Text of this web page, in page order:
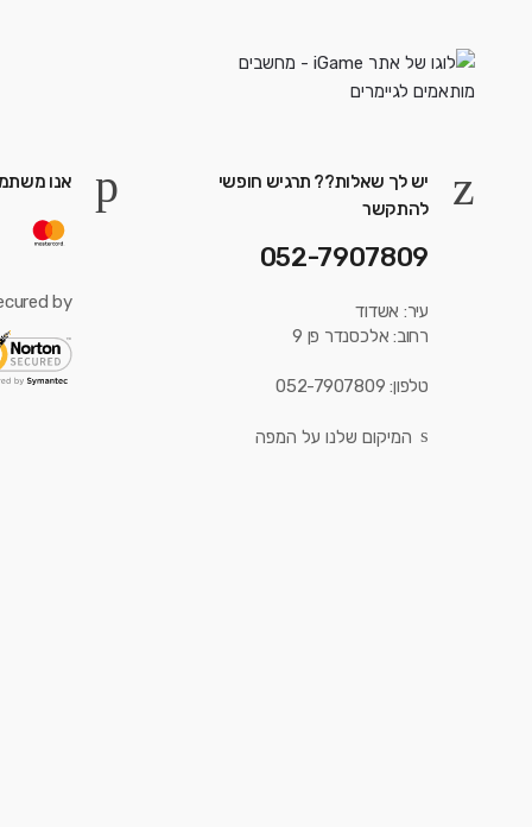
יש לך שאלות?? תרגיש חופשי
להתקשר
052-7907809
עיר: אשדוד
רחוב: אלכסנדר פן 9
טלפון: 052-7907809
המיקום שלנו על המפה
אנו
by: